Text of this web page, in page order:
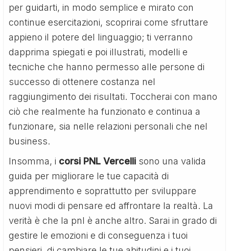
per guidarti, in modo semplice e mirato con
continue esercitazioni, scoprirai come sfruttare
appieno il potere del linguaggio; ti verranno
dapprima spiegati e poi illustrati, modelli e
tecniche che hanno permesso alle persone di
successo di ottenere costanza nel
raggiungimento dei risultati. Toccherai con mano
ciò che realmente ha funzionato e continua a
funzionare, sia nelle relazioni personali che nel
business.
Insomma, i corsi PNL Vercelli sono una valida
guida per migliorare le tue capacità di
apprendimento e soprattutto per sviluppare
nuovi modi di pensare ed affrontare la realtà. La
verità è che la pnl è anche altro. Sarai in grado di
gestire le emozioni e di conseguenza i tuoi